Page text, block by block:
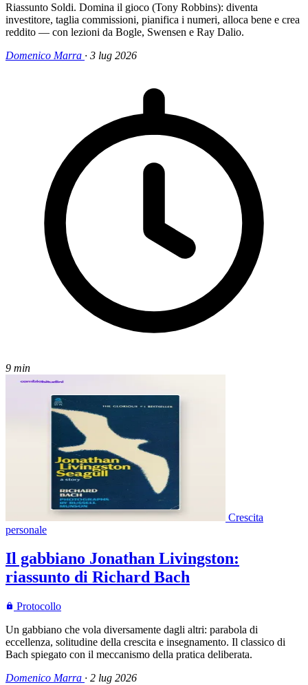
Riassunto Soldi. Domina il gioco (Tony Robbins): diventa
investitore, taglia commissioni, pianifica i numeri, alloca bene e crea
reddito — con lezioni da Bogle, Swensen e Ray Dalio.
Domenico Marra · 3 lug 2026
9 min
Crescita
personale
Il gabbiano Jonathan Livingston:
riassunto di Richard Bach
Protocollo
Un gabbiano che vola diversamente dagli altri: parabola di
eccellenza, solitudine della crescita e insegnamento. Il classico di
Bach spiegato con il meccanismo della pratica deliberata.
Domenico Marra · 2 lug 2026